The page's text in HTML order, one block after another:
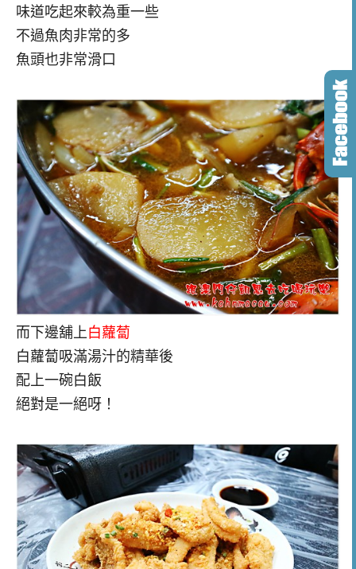
味道吃起來較為重一些
不過魚肉非常的多
魚頭也非常滑口
而下邊舖上白蘿蔔
白蘿蔔吸滿湯汁的精華後
配上一碗白飯
絕對是一絕呀！